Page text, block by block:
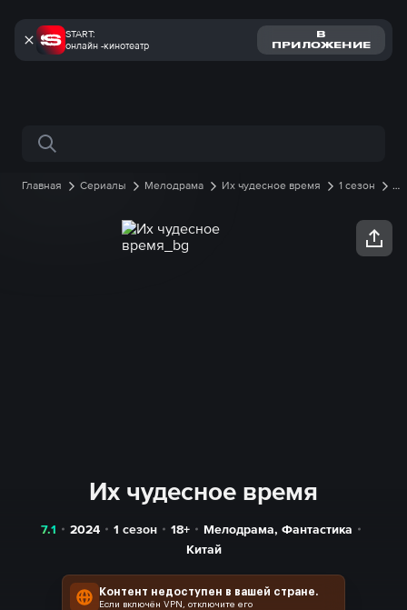
START:
онлайн -кинотеатр
В
ПРИЛОЖЕНИЕ
Поиск по сайту
Главная Сериалы Мелодрама Их чудесное время
1 сезон
Их чудесное время
7.1 2024 1 сезон 18+ Мелодрама, Фантастика
Китай
Контент недоступен в вашей стране.
Если включён VPN, отключите его